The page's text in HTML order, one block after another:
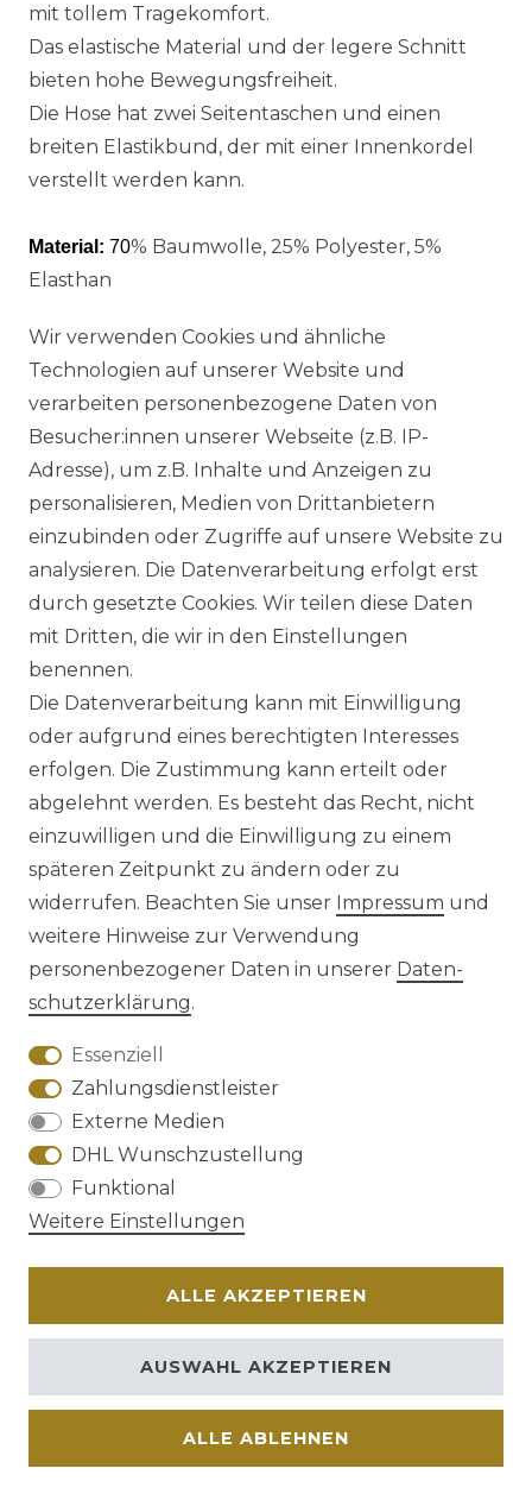
mit tollem Tragekomfort.
Das elastische Material und der legere Schnitt
bieten hohe Bewegungsfreiheit.
Die Hose hat zwei Seitentaschen und einen
breiten Elastikbund, der mit einer Innenkordel
verstellt werden kann.
Material: 70% Baumwolle, 25% Polyester, 5%
Elasthan
Ähnlicher Artikel
Artikelpaket
:
ab 69,95 € *
Impressum Daten­schutz­erklärung
AGB Barrierefreiheitserklärung
Widerrufs­recht
© Copyright 2026 | Alle Rechte vorbehalten.
Wir verwenden Cookies und ähnliche
Technologien auf unserer Website und
verarbeiten personenbezogene Daten von
Besucher:innen unserer Webseite (z.B. IP-
Adresse), um z.B. Inhalte und Anzeigen zu
personalisieren, Medien von Drittanbietern
einzubinden oder Zugriffe auf unsere Website zu
analysieren. Die Datenverarbeitung erfolgt erst
durch gesetzte Cookies. Wir teilen diese Daten
mit Dritten, die wir in den Einstellungen
benennen.
Die Datenverarbeitung kann mit Einwilligung
oder aufgrund eines berechtigten Interesses
erfolgen. Die Zustimmung kann erteilt oder
abgelehnt werden. Es besteht das Recht, nicht
einzuwilligen und die Einwilligung zu einem
späteren Zeitpunkt zu ändern oder zu
widerrufen. Beachten Sie unser Impressum und
weitere Hinweise zur Verwendung
personenbezogener Daten in unserer Daten­
schutz­erklärung.
Essenziell
Zahlungsdienstleister
Externe Medien
DHL Wunschzustellung
Funktional
Weitere Einstellungen
ALLE AKZEPTIEREN
ALLE ABLEHNEN
AUSWAHL AKZEPTIEREN